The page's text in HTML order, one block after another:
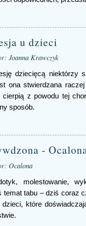
u dzieci
Joanna Krawczyk
dziecięcą niektórzy
ona stwierdzana
cierpią z powodu tej
sposób.
-
Ocalona
molestowanie,
temat tabu – dziś coraz
dzieci, które